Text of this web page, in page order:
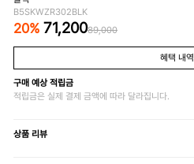
B5SKWZR302BLK
20% 71,20089,000
혜택 내역
구매 예상 적립금
적립금은 실제 결제 금액에 따라 달라집니다.
상품 리뷰